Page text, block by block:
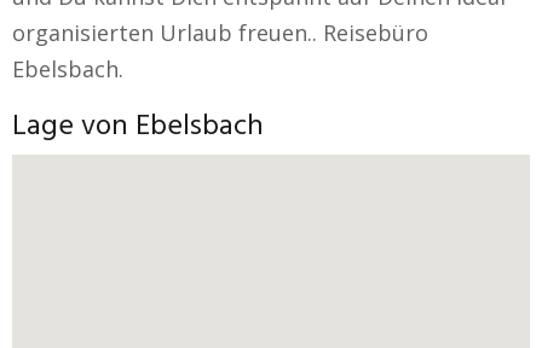
organisierten Urlaub freuen.. Reisebüro
Ebelsbach.
Lage von Ebelsbach